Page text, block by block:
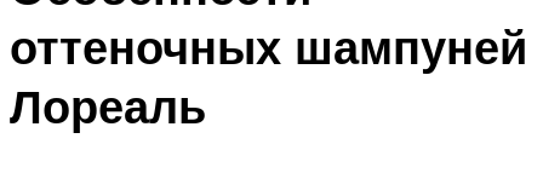
оттеночных шампуней
Лореаль